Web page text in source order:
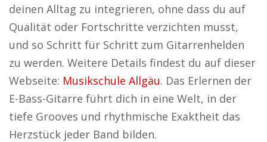
deinen Alltag zu integrieren, ohne dass du auf
Qualität oder Fortschritte verzichten musst,
und so Schritt für Schritt zum Gitarrenhelden
zu werden. Weitere Details findest du auf dieser
Webseite: Musikschule Allgäu. Das Erlernen der
E-Bass-Gitarre führt dich in eine Welt, in der
tiefe Grooves und rhythmische Exaktheit das
Herzstück jeder Band bilden.